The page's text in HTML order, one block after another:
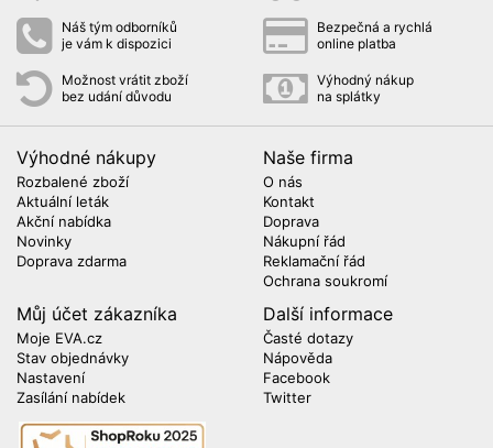
Náš tým odborníků
je vám k dispozici
Bezpečná a rychlá
online platba
Možnost vrátit zboží
bez udání důvodu
Výhodný nákup
na splátky
Výhodné nákupy
Rozbalené zboží
Aktuální leták
Akční nabídka
Novinky
Doprava zdarma
Naše firma
O nás
Kontakt
Doprava
Nákupní řád
Reklamační řád
Ochrana soukromí
Můj účet zákazníka
Moje EVA.cz
Stav objednávky
Nastavení
Zasílání nabídek
Další informace
Časté dotazy
Nápověda
Facebook
Twitter